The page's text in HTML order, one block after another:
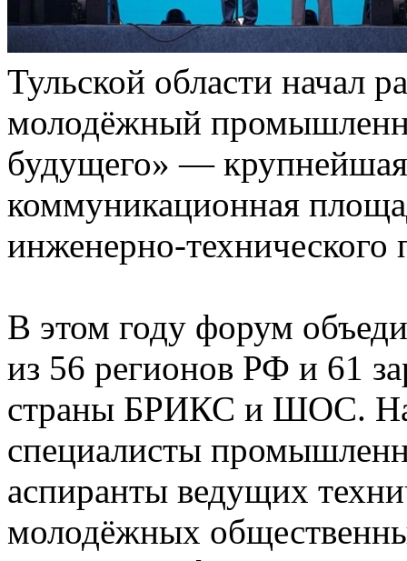
Тульской области начал
молодёжный
будущего» — крупнейшая
коммуникационная
инженерно-технического
В этом году форум
из 56 регионов РФ и 61
страны БРИКС и ШОС. На
специалисты
аспиранты ведущих
молодёжных